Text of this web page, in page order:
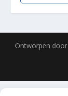
Ontworpen door